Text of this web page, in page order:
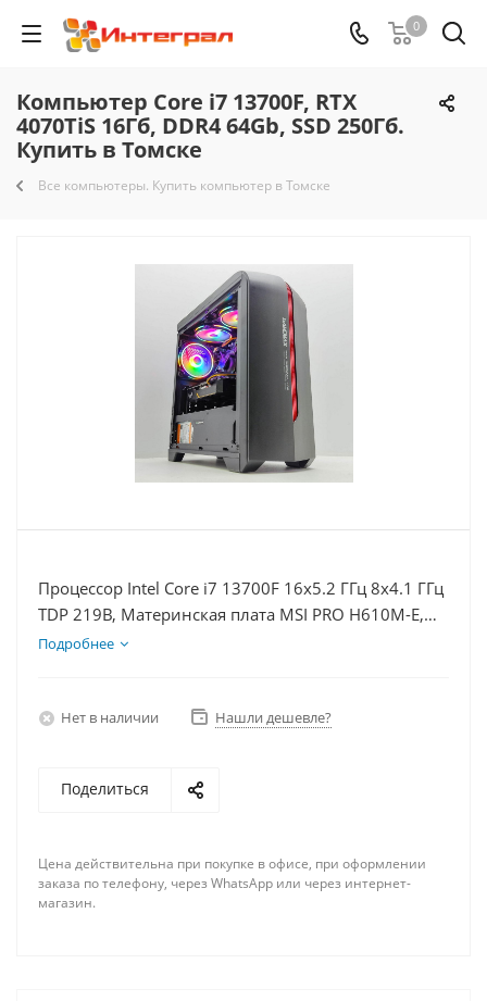
0
Компьютер Core i7 13700F, RTX
4070TiS 16Гб, DDR4 64Gb, SSD 250Гб.
Купить в Томске
Все компьютеры. Купить компьютер в Томске
Процессор Intel Core i7 13700F 16x5.2 ГГц 8x4.1 ГГц
TDP 219В, Материнская плата MSI PRO H610M-E,
Видеокарта RTX 4070TiS 16Гб, Память DDR4 64Gb,
Подробнее
Нет в наличии Нашли дешевле?
Поделиться
Цена действительна при покупке в офисе, при оформлении
заказа по телефону, через WhatsApp или через интернет-
магазин.